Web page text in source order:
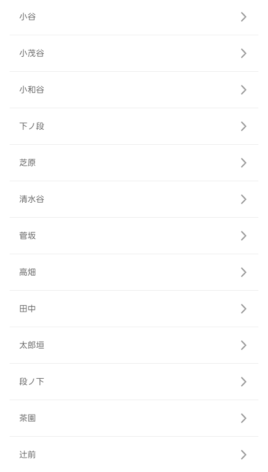
小谷
小茂谷
小和谷
下ノ段
芝原
清水谷
菅坂
高畑
田中
太郎垣
段ノ下
茶園
辻前